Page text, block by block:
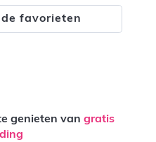
favorieten
genieten van gratis